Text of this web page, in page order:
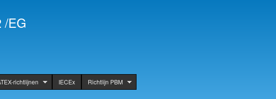
/EG
richtlijnen IECEx
Richtlijn PBM